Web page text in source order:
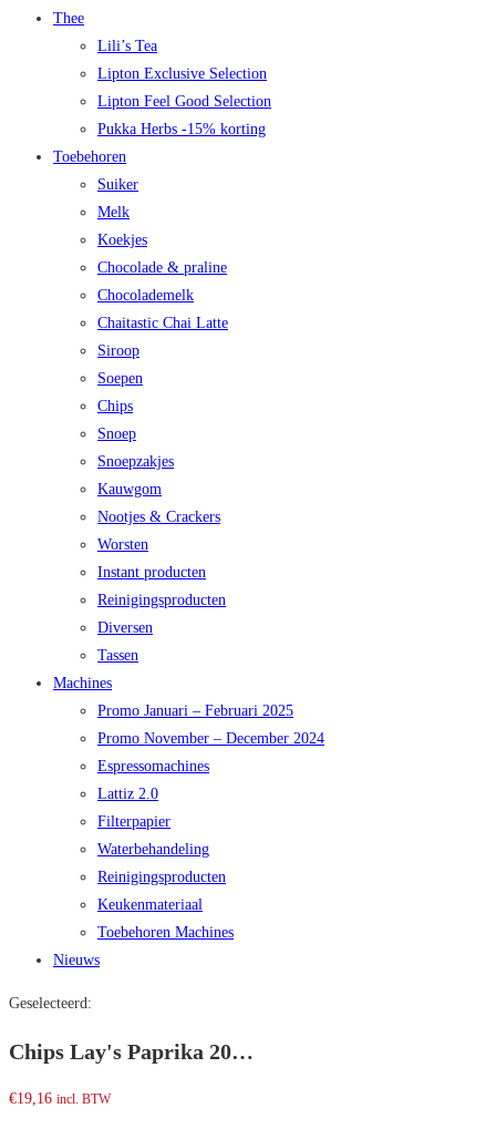
Thee
Lili’s Tea
Lipton Exclusive Selection
Lipton Feel Good Selection
Pukka Herbs -15% korting
Toebehoren
Suiker
Melk
Koekjes
Chocolade & praline
Chocolademelk
Chaitastic Chai Latte
Siroop
Soepen
Chips
Snoep
Snoepzakjes
Kauwgom
Nootjes & Crackers
Worsten
Instant producten
Reinigingsproducten
Diversen
Tassen
Machines
Promo Januari – Februari 2025
Promo November – December 2024
Espressomachines
Lattiz 2.0
Filterpapier
Waterbehandeling
Reinigingsproducten
Keukenmateriaal
Toebehoren Machines
Nieuws
Geselecteerd:
Chips Lay's Paprika 20…
€19,16 incl. BTW